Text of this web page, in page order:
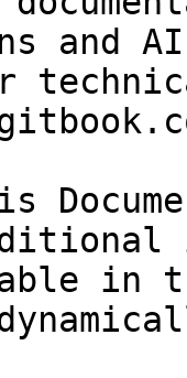
and
in